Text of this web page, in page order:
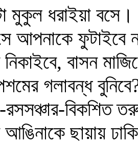
মুকুল ধরাইয়া
আপনাকে ফুটাইবে
বাসন
গলাবন্ধ
বিকশিত
ছায়ায়